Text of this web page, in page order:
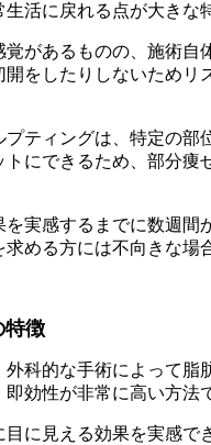
活に戻れる点が大きな
覚があるものの、施術自
開をしたりしないためリ
プティングは、特定の部
トにできるため、部分痩
を実感するまでに数週間
める方には不向きな場
特徴
外科的な手術によって脂
即効性が非常に高い方法
目に見える効果を実感で